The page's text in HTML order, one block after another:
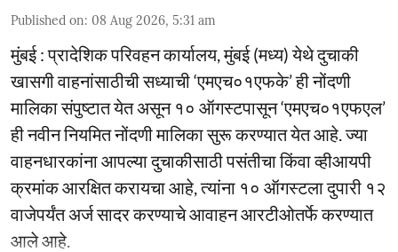
Published on: 08 Aug 2026, 5:31 am
मुंबई : प्रादेशिक परिवहन कार्यालय, मुंबई (मध्य) येथे दुचाकी
खासगी वाहनांसाठीची सध्याची ‘एमएच०१एफके’ ही नोंदणी
मालिका संपुष्टात येत असून १० ऑगस्टपासून ‘एमएच०१एफएल’
ही नवीन नियमित नोंदणी मालिका सुरू करण्यात येत आहे. ज्या
वाहनधारकांना आपल्या दुचाकीसाठी पसंतीचा किंवा व्हीआयपी
क्रमांक आरक्षित करायचा आहे, त्यांना १० ऑगस्टला दुपारी १२
वाजेपर्यंत अर्ज सादर करण्याचे आवाहन आरटीओतर्फे करण्यात
आले आहे.